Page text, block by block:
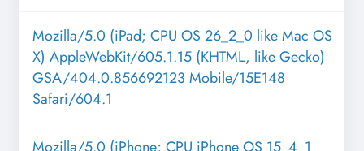
Mozilla/5.0 (iPad; CPU OS 26_2_0 like Mac OS
X) AppleWebKit/605.1.15 (KHTML, like Gecko)
GSA/404.0.856692123 Mobile/15E148
Safari/604.1